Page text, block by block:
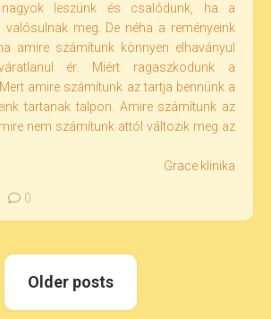
leszünk és csalódunk, ha a
valósulnak meg. De néha a reményeink
amire számítunk könnyen elhaványul
ér. Miért ragaszkodunk a
amire számítunk az tartja bennünk a
tartanak talpon. Amire számítunk az
nem számítunk attól változik meg az
Grace klinika
0
Older posts